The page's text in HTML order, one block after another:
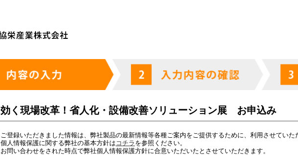
く現場改革！省人化・設備改善ソリューション展 お申込み
ご登録いただきました情報は、弊社製品の最新情報等各種ご案内をご提供するために、利用させていた
個人情報保護に関する弊社の基本方針は コチラ を参照ください。
お問い合わせをされた時点で弊社個人情報保護方針に合意いただいたとさせていただきます。